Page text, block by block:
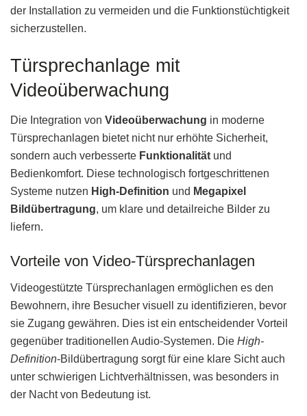
der Installation zu vermeiden und die Funktionstüchtigkeit
sicherzustellen.
Türsprechanlage mit
Videoüberwachung
Die Integration von Videoüberwachung in moderne
Türsprechanlagen bietet nicht nur erhöhte Sicherheit,
sondern auch verbesserte Funktionalität und
Bedienkomfort. Diese technologisch fortgeschrittenen
Systeme nutzen High-Definition und Megapixel
Bildübertragung, um klare und detailreiche Bilder zu
liefern.
Vorteile von Video-Türsprechanlagen
Videogestützte Türsprechanlagen ermöglichen es den
Bewohnern, ihre Besucher visuell zu identifizieren, bevor
sie Zugang gewähren. Dies ist ein entscheidender Vorteil
gegenüber traditionellen Audio-Systemen. Die High-
Definition-Bildübertragung sorgt für eine klare Sicht auch
unter schwierigen Lichtverhältnissen, was besonders in
der Nacht von Bedeutung ist.